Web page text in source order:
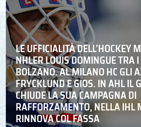
LE UFFICIALITÀ DELL’HOCKEY
NHLER LOUIS DOMINGUE TRA
BOLZANO. AL MILANO HC GLI
FRYCKLUND E GIOS. IN AHL IL
CHIUDE LA SUA CAMPAGNA DI
RAFFORZAMENTO, NELLA IHL
RINNOVA COL FASSA